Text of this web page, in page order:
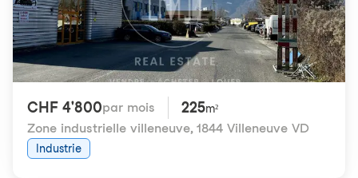
CHF 4'800par mois 225m²
Zone industrielle villeneuve, 1844 Villeneuve VD
Industrie